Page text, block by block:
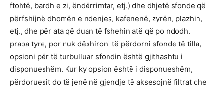
ftohtë, bardh e zi, ëndërrimtar, etj.) dhe dhjetë sfonde që
përfshijnë dhomën e ndenjes, kafenenë, zyrën, plazhin,
etj., dhe për ata që duan të fshehin atë që po ndodh.
prapa tyre, por nuk dëshironi të përdorni sfonde të tilla,
opsioni për të turbulluar sfondin është gjithashtu i
disponueshëm. Kur ky opsion është i disponueshëm,
përdoruesit do të jenë në gjendje të aksesojnë filtrat dhe